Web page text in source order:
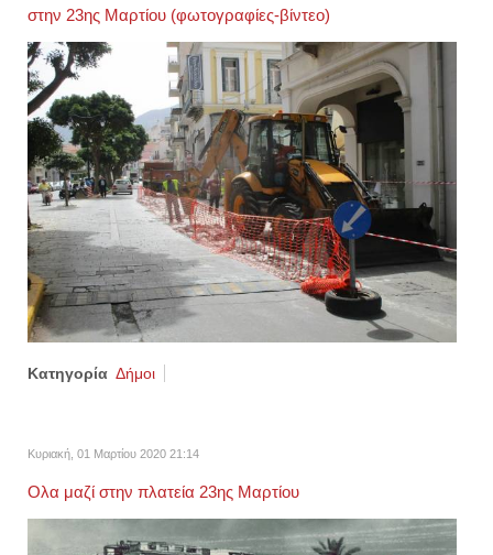
στην 23ης Μαρτίου (φωτογραφίες-βίντεο)
Κατηγορία Δήμοι
Κυριακή, 01 Μαρτίου 2020 21:14
Ολα μαζί στην πλατεία 23ης Μαρτίου